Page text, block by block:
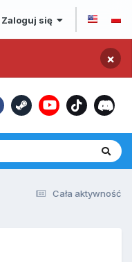
się
×
Cała aktywność